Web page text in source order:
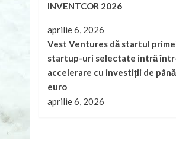
INVENTCOR 2026
aprilie 6, 2026
Vest Ventures dă startul
startup-uri selectate intră
accelerare cu investiții de
euro
aprilie 6, 2026